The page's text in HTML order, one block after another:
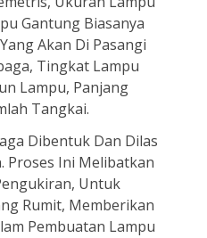
Gantung Biasanya
Akan Di Pasangi
Tingkat Lampu
Lampu, Panjang
Tangkai.
Dibentuk Dan Dilas
Proses Ini Melibatkan
Untuk
Rumit, Memberikan
Pembuatan Lampu